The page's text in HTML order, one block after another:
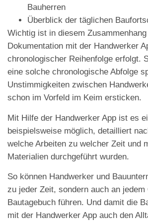
Bauherren
Überblick der täglichen
Wichtig ist in diesem
Dokumentation mit der Handwerker
chronologischer Reihenfolge erfolgt.
eine solche chronologische Abfolge
Unstimmigkeiten zwischen
schon im Vorfeld im Keim ersticken.
Mit Hilfe der Handwerker App ist es
beispielsweise möglich, detailliert
welche Arbeiten zu welcher Zeit und
Materialien durchgeführt wurden.
So können Handwerker und
zu jeder Zeit, sondern auch an
Bautagebuch führen. Und damit die
mit der Handwerker App auch den